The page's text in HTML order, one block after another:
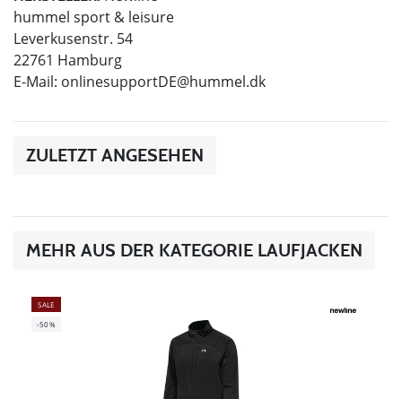
hummel sport & leisure
Leverkusenstr. 54
22761 Hamburg
E-Mail: onlinesupportDE@hummel.dk
ZULETZT ANGESEHEN
MEHR AUS DER KATEGORIE LAUFJACKEN
SALE
-50%